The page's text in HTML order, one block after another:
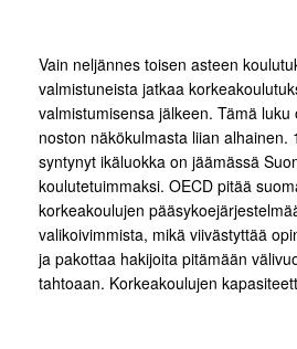
Vain neljännes toisen asteen
valmistuneista jatkaa
valmistumisensa jälkeen. Tämä luku
noston näkökulmasta liian alhainen.
syntynyt ikäluokka on jäämässä
koulutetuimmaksi. OECD pitää
korkeakoulujen
valikoivimmista, mikä viivästyttää
ja pakottaa hakijoita pitämään
tahtoaan. Korkeakoulujen